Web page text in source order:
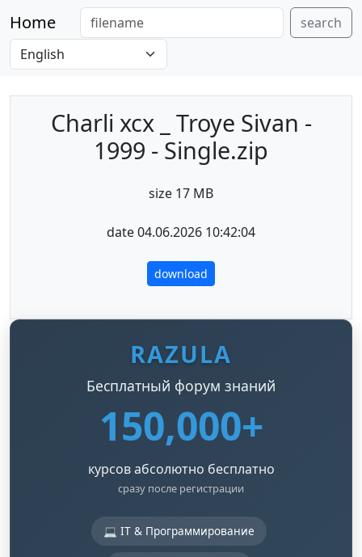
Home search
Charli xcx _ Troye Sivan -
1999 - Single.zip
size 17 MB
date 04.06.2026 10:42:04
download
RAZULA
Бесплатный форум знаний
150,000+
курсов абсолютно бесплатно
сразу после регистрации
💻 IT & Программирование